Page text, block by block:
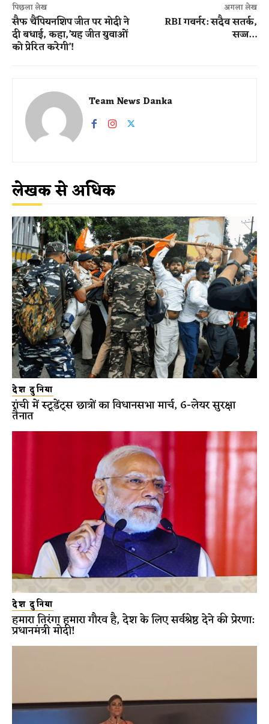
पिछला लेख
सैफ चैंपियनशिप जीत पर मोदी ने
दी बधाई, कहा,’यह जीत युवाओं
को प्रेरित करेगी’!
अगला लेख
RBI गवर्नर: सदैव सतर्क,
सज्ज…
Team News Danka
लेखक से अधिक
देश दुनिया
रांची में स्टूडेंट्स छात्रों का विधानसभा मार्च, 6-लेयर सुरक्षा
तैनात
देश दुनिया
हमारा तिरंगा हमारा गौरव है, देश के लिए सर्वश्रेष्ठ देने की प्रेरणा:
प्रधानमंत्री मोदी!